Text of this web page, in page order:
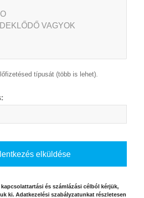
típusát (több is lehet).
és számlázási célból kérjük,
ki. Adatkezelési szabályzatunkat részletesen